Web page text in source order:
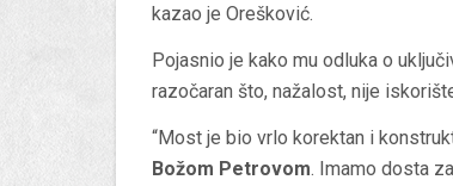
kazao je Orešković.
Pojasnio je kako mu odluka o
razočaran što, nažalost, nije
“Most je bio vrlo korektan i
Božom Petrovom. Imamo dosta